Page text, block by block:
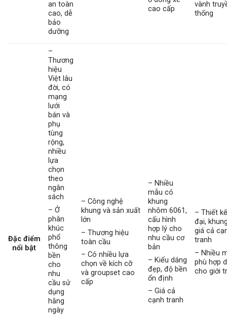
an toàn
cao, dễ
bảo
dưỡng
cao cấp
vành
thống
Đặc điểm
nổi bật
–
Thương
hiệu
Việt lâu
đời, có
mạng
lưới
bán và
phụ
tùng
rộng,
nhiều
lựa
chọn
theo
ngân
sách
– Ở
phân
khúc
phổ
thông
bền
cho
nhu
cầu sử
dụng
hằng
ngày
– Công nghệ
khung và sản xuất
lớn
– Thương hiệu
toàn cầu
– Có nhiều lựa
chọn về kích cỡ
và groupset cao
cấp
– Nhiều
mẫu có
khung
nhôm 6061,
cấu hình
hợp lý cho
nhu cầu cơ
bản
– Kiểu dáng
đẹp, độ bền
ổn định
– Giá cả
cạnh tranh
– Thiết
đại,
giá cả
tranh
– Nhiều
phù hợp
cho giới